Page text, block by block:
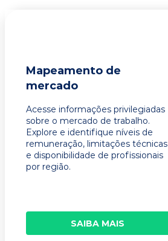
Mapeamento de
mercado
Acesse informações privilegiadas
sobre o mercado de trabalho.
Explore e identifique níveis de
remuneração, limitações técnicas
e disponibilidade de profissionais
por região.
SAIBA MAIS